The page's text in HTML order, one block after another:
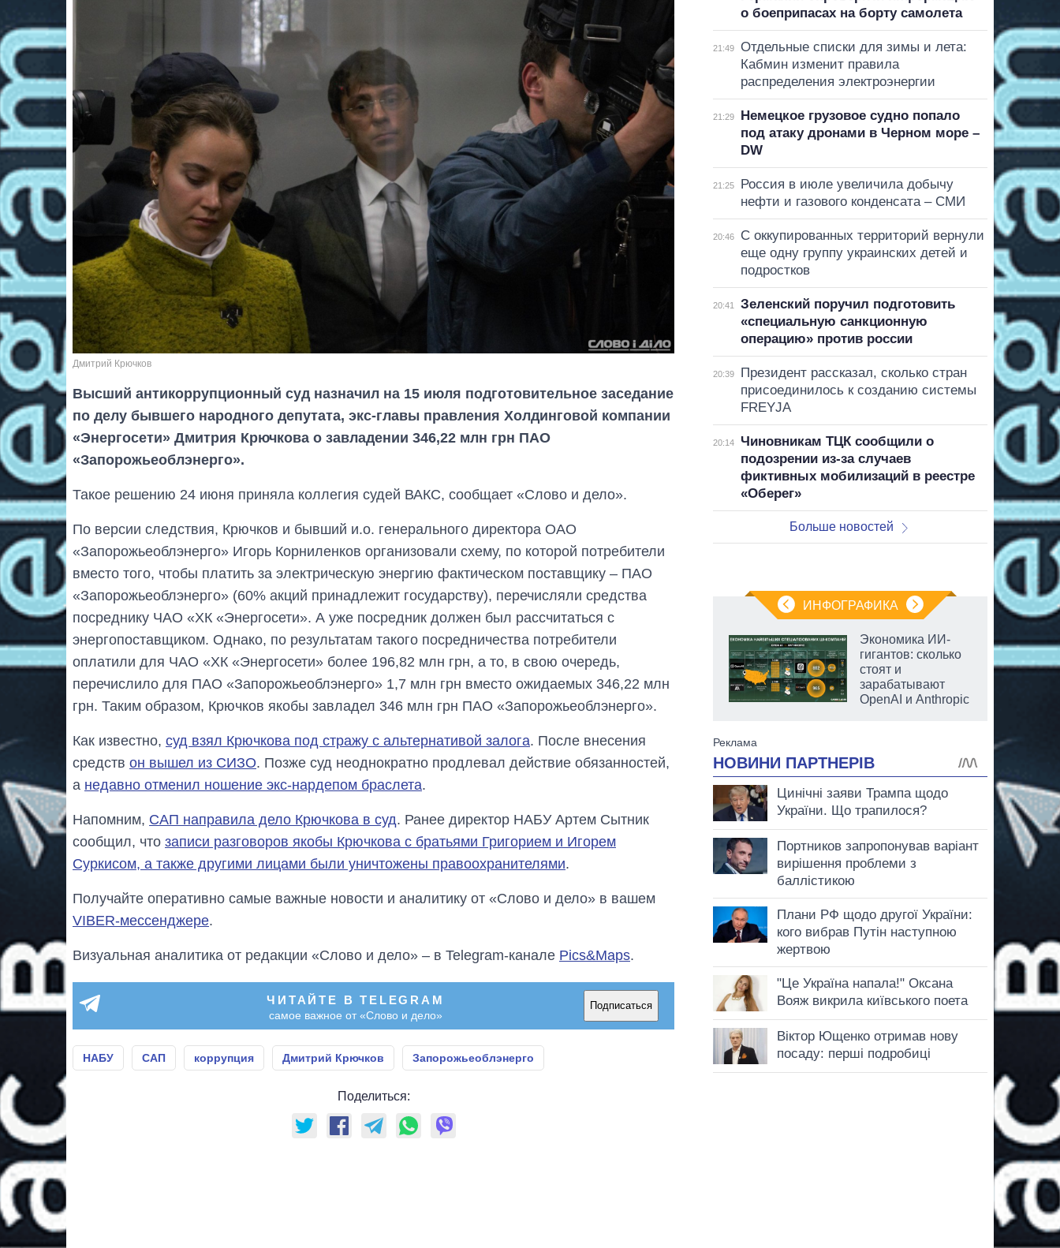
Дмитрий Крючков
Высший антикоррупционный суд назначил на 15 июля подготовительное заседание
по делу бывшего народного депутата, экс-главы правления Холдинговой компании
«Энергосети» Дмитрия Крючкова о завладении 346,22 млн грн ПАО
«Запорожьеоблэнерго».
Такое решению 24 июня приняла коллегия судей ВАКС, сообщает «Слово и дело».
По версии следствия, Крючков и бывший и.о. генерального директора ОАО
«Запорожьеоблэнерго» Игорь Корниленков организовали схему, по которой потребители
вместо того, чтобы платить за электрическую энергию фактическом поставщику – ПАО
«Запорожьеоблэнерго» (60% акций принадлежит государству), перечисляли средства
посреднику ЧАО «ХК «Энергосети». А уже посредник должен был рассчитаться с
энергопоставщиком. Однако, по результатам такого посредничества потребители
оплатили для ЧАО «ХК «Энергосети» более 196,82 млн грн, а то, в свою очередь,
перечислило для ПАО «Запорожьеоблэнерго» 1,7 млн грн вместо ожидаемых 346,22 млн
грн. Таким образом, Крючков якобы завладел 346 млн грн ПАО «Запорожьеоблэнерго».
Как известно, суд взял Крючкова под стражу с альтернативой залога. После внесения
средств он вышел из СИЗО. Позже суд неоднократно продлевал действие обязанностей,
а недавно отменил ношение экс-нардепом браслета.
Напомним, САП направила дело Крючкова в суд. Ранее директор НАБУ Артем Сытник
сообщил, что записи разговоров якобы Крючкова с братьями Григорием и Игорем
Суркисом, а также другими лицами были уничтожены правоохранителями.
Получайте оперативно самые важные новости и аналитику от «Слово и дело» в вашем
VIBER-мессенджере.
Визуальная аналитика от редакции «Слово и дело» – в Telegram-канале Pics&Maps.
ЧИТАЙТЕ В TELEGRAM
самое важное от «Слово и дело»
Подписаться
НАБУ САП коррупция Дмитрий Крючков Запорожьеоблэнерго
Поделиться:
о боеприпасах на борту самолета
21:49
Отдельные списки для зимы и лета:
Кабмин изменит правила
распределения электроэнергии
21:29
Немецкое грузовое судно попало
под атаку дронами в Черном море –
DW
21:25
Россия в июле увеличила добычу
нефти и газового конденсата – СМИ
20:46
С оккупированных территорий вернули
еще одну группу украинских детей и
подростков
20:41
Зеленский поручил подготовить
«специальную санкционную
операцию» против россии
20:39
Президент рассказал, сколько стран
присоединилось к созданию системы
FREYJA
20:14
Чиновникам ТЦК сообщили о
подозрении из-за случаев
фиктивных мобилизаций в реестре
«Оберег»
Больше новостей
ИНФОГРАФИКА
Как за 10 лет
количество
поступающих в
бакалавриат,
магистратуру и
Экономика ИИ-
гигантов: сколько
стоят и
зарабатывают
OpenAI и Anthropic